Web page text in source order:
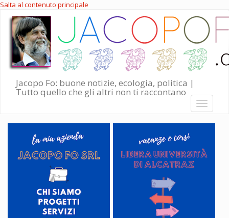
Salta al contenuto principale
Jacopo Fo: buone notizie, ecologia, politica |
Tutto quello che gli altri non ti raccontano
Toggle